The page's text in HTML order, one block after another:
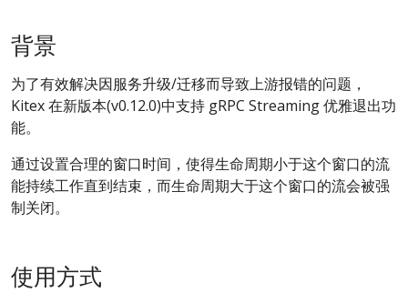
背景
为了有效解决因服务升级/迁移而导致上游报错的问题，
Kitex 在新版本(v0.12.0)中支持 gRPC Streaming 优雅退出功
能。
通过设置合理的窗口时间，使得生命周期小于这个窗口的流
能持续工作直到结束，而生命周期大于这个窗口的流会被强
制关闭。
使用方式